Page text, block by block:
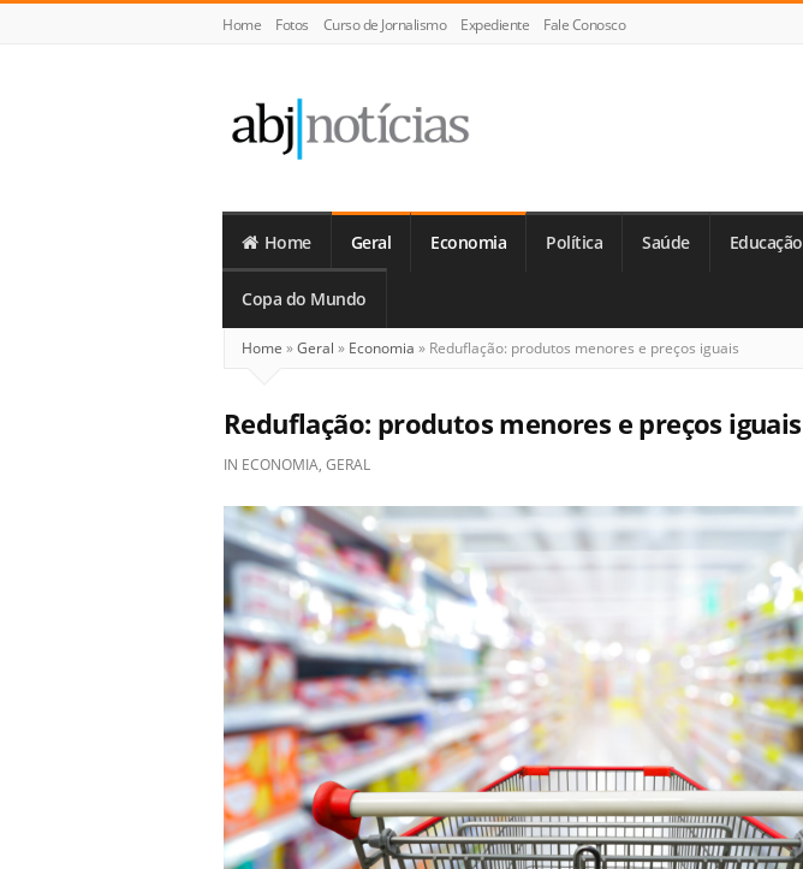
Home Fotos Curso de Jornalismo Expediente Fale Conosco
Notícias
Home Geral Economia Política Saúde Educação
Copa do Mundo
Home »Geral » Economia » Reduflação: produtos menores e preços iguais
Reduflação: produtos menores e preços iguais
IN ECONOMIA, GERAL